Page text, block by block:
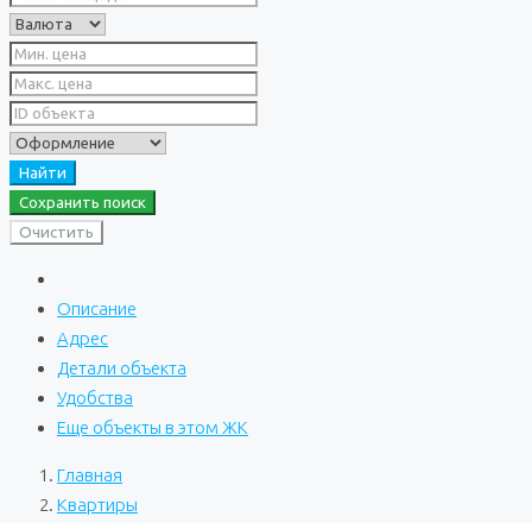
Найти
Сохранить поиск
Очистить
Описание
Адрес
Детали объекта
Удобства
Еще объекты в этом ЖК
Главная
Квартиры